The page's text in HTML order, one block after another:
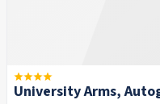
University Arms,